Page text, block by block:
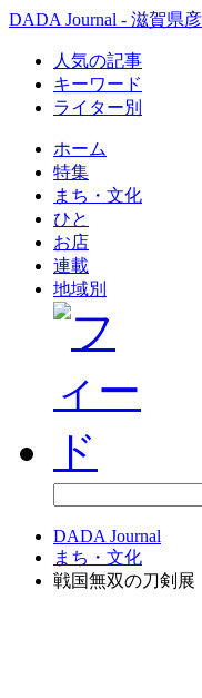
DADA Journal - 滋賀県
人気の記事
キーワード
ライター別
ホーム
特集
まち・文化
ひと
お店
連載
地域別
DADA Journal
まち・文化
戦国無双の刀剣展